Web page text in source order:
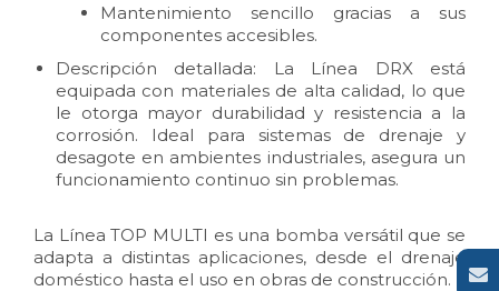
Mantenimiento sencillo gracias a sus
componentes accesibles.
Descripción detallada: La Línea DRX está
equipada con materiales de alta calidad, lo que
le otorga mayor durabilidad y resistencia a la
corrosión. Ideal para sistemas de drenaje y
desagote en ambientes industriales, asegura un
funcionamiento continuo sin problemas.
La Línea TOP MULTI es una bomba versátil que se
adapta a distintas aplicaciones, desde el drenaje
doméstico hasta el uso en obras de construcción.